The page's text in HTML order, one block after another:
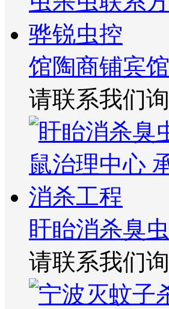
馆陶商铺宾
请联系我们
盱眙消杀臭
请联系我们